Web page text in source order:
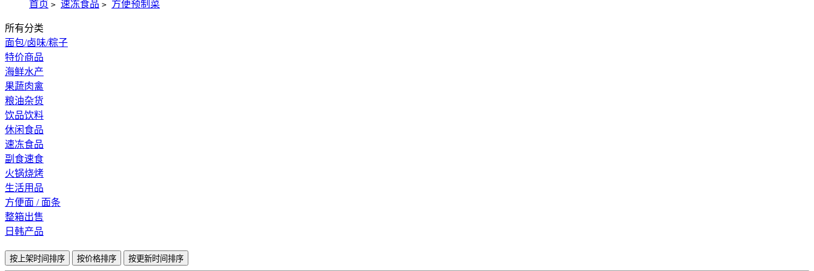
首页 > 速冻食品 > 方便预制菜
所有分类
面包/卤味/粽子
特价商品
海鲜水产
果蔬肉禽
粮油杂货
饮品饮料
休闲食品
速冻食品
副食速食
火锅烧烤
生活用品
方便面 / 面条
整箱出售
日韩产品
按上架时间排序 按价格排序 按更新时间排序